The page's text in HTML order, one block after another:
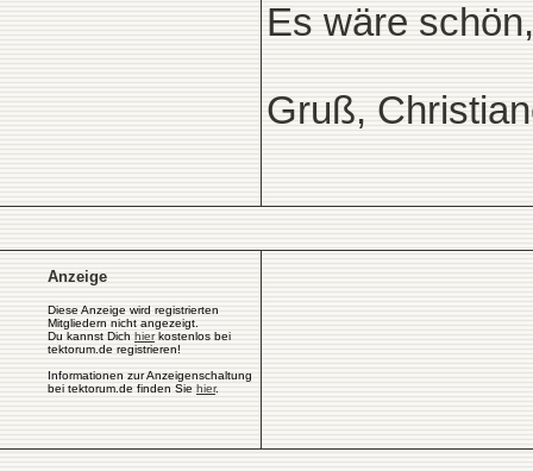
Es wäre
Gruß,
Anzeige
Diese Anzeige wird registrierten
Mitgliedern nicht angezeigt.
Du kannst Dich hierkostenlos bei
tektorum.de registrieren!
Informationen zur Anzeigenschaltung
bei tektorum.de finden Sie hier.